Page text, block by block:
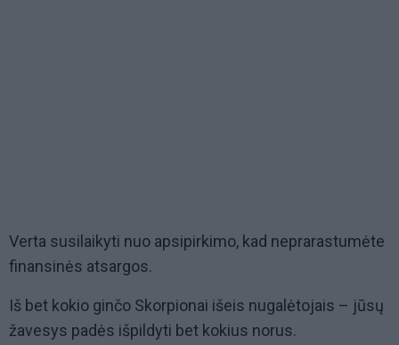
Verta susilaikyti nuo apsipirkimo, kad neprarastumėte
finansinės atsargos.
Iš bet kokio ginčo Skorpionai išeis nugalėtojais – jūsų
žavesys padės išpildyti bet kokius norus.